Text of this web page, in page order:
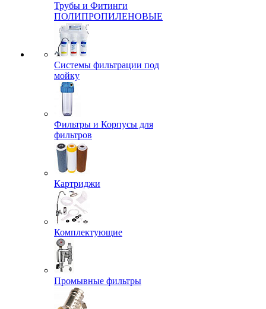
Трубы и Фитинги
ПОЛИПРОПИЛЕНОВЫЕ
Системы фильтрации под
мойку
Фильтры и Корпусы для
фильтров
Картриджи
Комплектующие
Промывные фильтры